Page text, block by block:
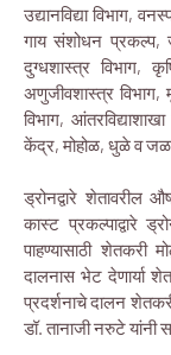
उद्यानविद्या विभाग,
गाय संशोधन प्रकल्प,
दुग्धशास्त्र विभाग,
अणुजीवशास्त्र विभाग,
विभाग,
केंद्र, मोहोळ, धुळे व
ड्रोनद्वारे शेतावरील
कास्ट प्रकल्पाद्वारे
पाहण्यासाठी शेतकरी
दालनास भेट देणार्या
प्रदर्शनाचे दालन
डॉ. तानाजी नरुटे यांनी